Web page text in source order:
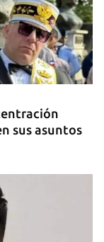
expulsado de
ICE
sus asuntos